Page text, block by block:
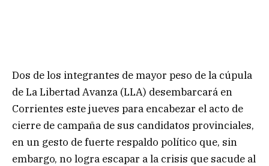
Dos de los integrantes de mayor peso de la cúpula
de La Libertad Avanza (LLA) desembarcará en
Corrientes este jueves para encabezar el acto de
cierre de campaña de sus candidatos provinciales,
en un gesto de fuerte respaldo político que, sin
embargo, no logra escapar a la crisis que sacude al